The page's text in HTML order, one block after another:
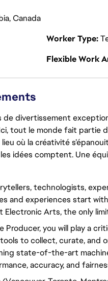
Canada
Worker Type
Flexible Work
divertissement
tout le monde fait partie
où la créativité
idées comptent. Une
technologists,
and experiences start
Electronic Arts, the only
you will play a
to collect, curate, and
state-of-the-art
accuracy, and